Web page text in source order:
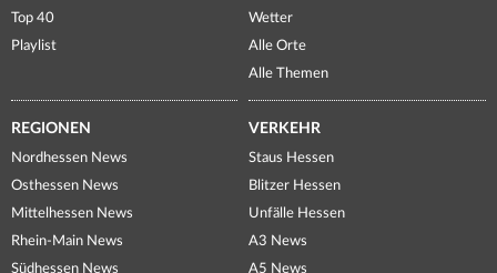
Top 40
Playlist
Wetter
Alle Orte
Alle Themen
REGIONEN
Nordhessen News
Osthessen News
Mittelhessen News
Rhein-Main News
Südhessen News
VERKEHR
Staus Hessen
Blitzer Hessen
Unfälle Hessen
A3 News
A5 News